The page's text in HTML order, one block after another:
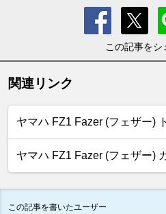
この記事をシ
関連リンク
ヤマハ FZ1 Fazer (フェザー)
ヤマハ FZ1 Fazer (フェザー)
この記事を書いたユーザー